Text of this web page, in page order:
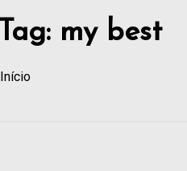
Tag: my best
Início